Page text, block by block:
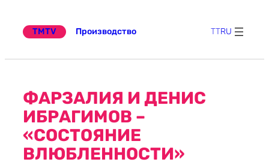
содержимому
TMTV Производство TTRU
ФАРЗАЛИЯ И ДЕНИС
ИБРАГИМОВ –
«СОСТОЯНИЕ
ВЛЮБЛЕННОСТИ»